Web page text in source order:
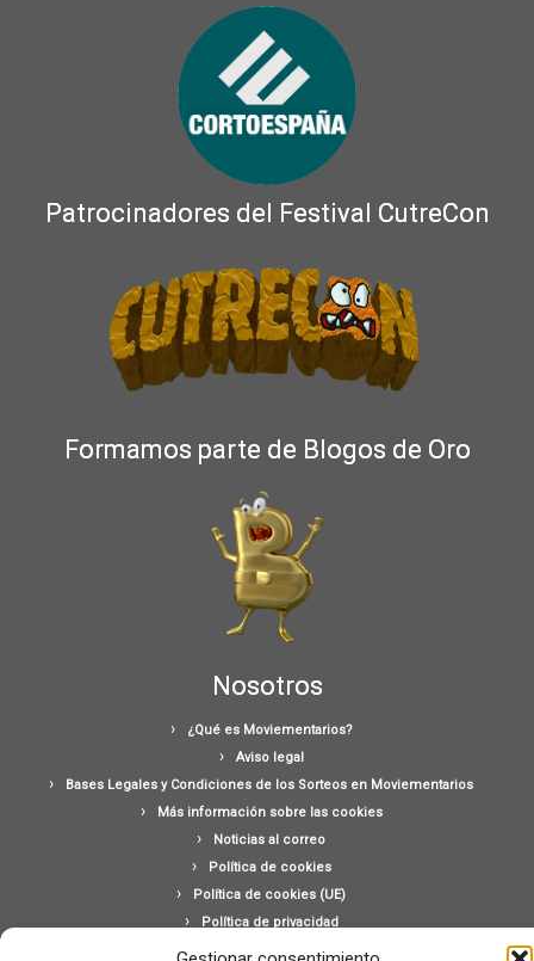
Patrocinadores del Festival CutreCon
Formamos parte de Blogos de Oro
Nosotros
¿Qué es Moviementarios?
Aviso legal
Bases Legales y Condiciones de los Sorteos en Moviementarios
Más información sobre las cookies
Noticias al correo
Política de cookies
Política de cookies (UE)
Política de privacidad
Ponte en contacto con nosotros